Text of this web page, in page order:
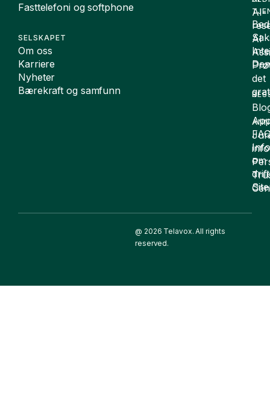
Fasttelefoni og softphone
SELSKAPET
Om oss
Karriere
Nyheter
Bærekraft og samfunn
om
drift
AI-
AI
det
@ 2026 Telavox. All rights
reserved.